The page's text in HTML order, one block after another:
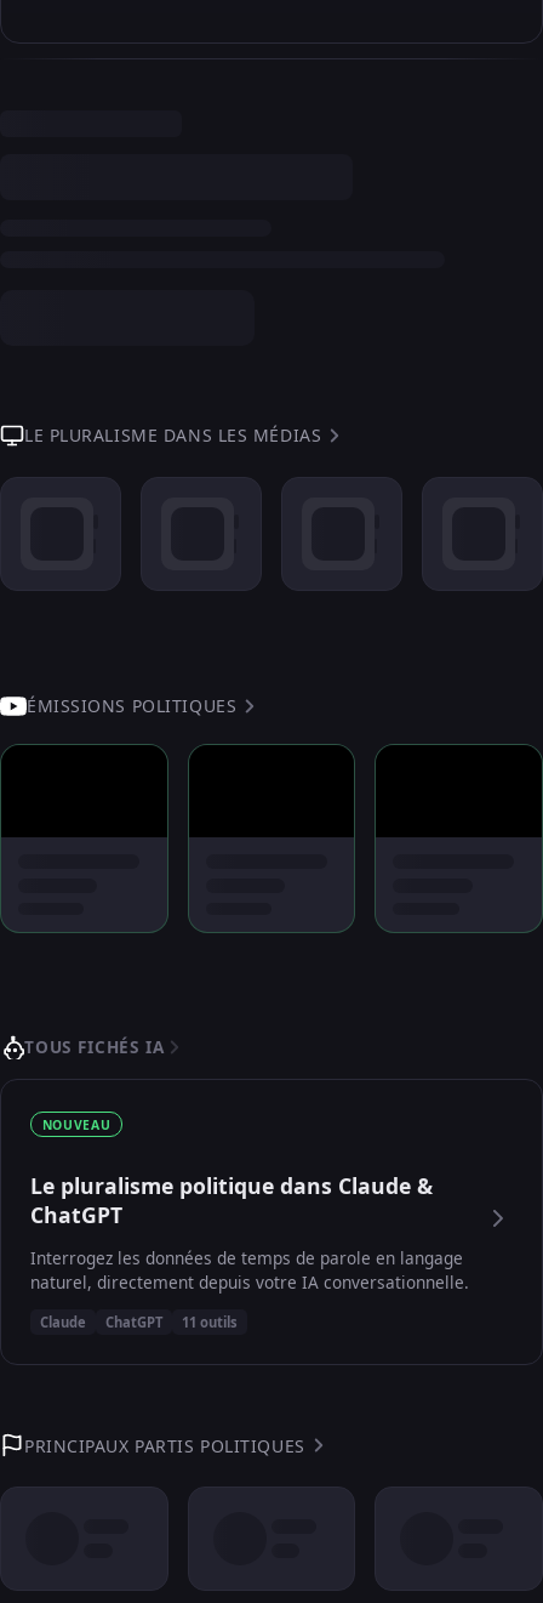
LE PLURALISME DANS LES MÉDIAS
ÉMISSIONS POLITIQUES
TOUS FICHÉS IA
NOUVEAU
Le pluralisme politique dans Claude &
ChatGPT
Interrogez les données de temps de parole en langage
naturel, directement depuis votre IA conversationnelle.
Claude ChatGPT 11 outils
PRINCIPAUX PARTIS POLITIQUES